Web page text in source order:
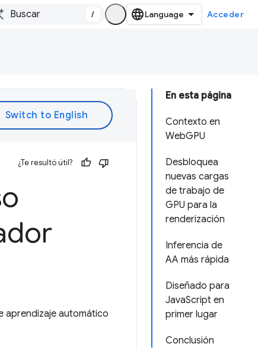
/ Acceder
En esta página
Contexto en
WebGPU
Desbloquea
nuevas cargas
de trabajo de
GPU para la
renderización
Inferencia de
AA más rápida
Diseñado para
JavaScript en
primer lugar
Conclusión
¿Te resultó útil?
aprendizaje automático